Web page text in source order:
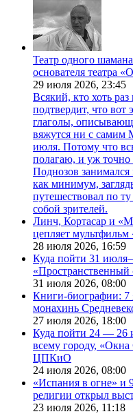
Театр одного
основателя театра
29 июля 2026, 23:45
Всякий, кто хоть
подтвердит, что вот
глаголы,
вяжутся ни с самим
июля. Потому что
полагаю, и уж точно
Поднозов
как минимум,
путешествовал по ту
собой зрителей.
Линч, Кортасар и
цепляет
28 июля 2026, 16:59
Куда пойти 31
31 июля 2026, 08:00
Книги-биографии: 7
монахинь
27 июля 2026, 18:00
Куда пойти 24 — 26
всему городу,
ЦПКиО
24 июля 2026, 08:00
«Испания в огне» и
религии открыл
23 июля 2026, 11:18